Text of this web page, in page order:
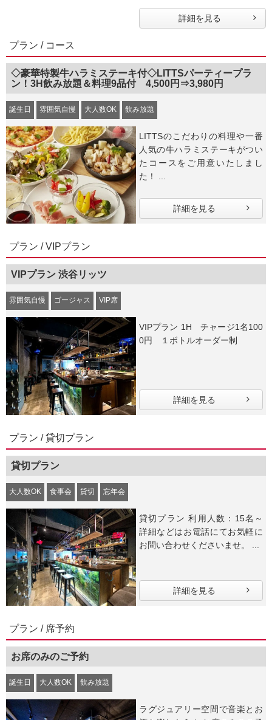
詳細を見る
プラン / コース
◇豪華特製牛ハラミステーキ付◇LITTSパーティープラ
ン！3H飲み放題＆料理9品付 4,500円⇒3,980円
誕生日 雰囲気自慢 大人数OK 飲み放題
LITTSのこだわりの料理や一番
人気の牛ハラミステーキがつい
たコースをご用意いたしまし
た！ ...
詳細を見る
プラン / VIPプラン
VIPプラン 渋谷リッツ
雰囲気自慢 ゴージャス VIP席
VIPプラン 1H チャージ1名100
0円 １ボトルオーダー制
詳細を見る
プラン / 貸切プラン
貸切プラン
大人数OK 食事会 貸切 忘年会
貸切プラン 利用人数：15名～
詳細などはお電話にてお気軽に
詳細を見る
プラン / 席予約
お席のみのご予約
誕生日 大人数OK 飲み放題
ラグジュアリー空間で音楽とお